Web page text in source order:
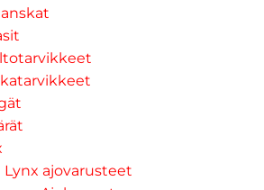
Lynx ajovarusteet